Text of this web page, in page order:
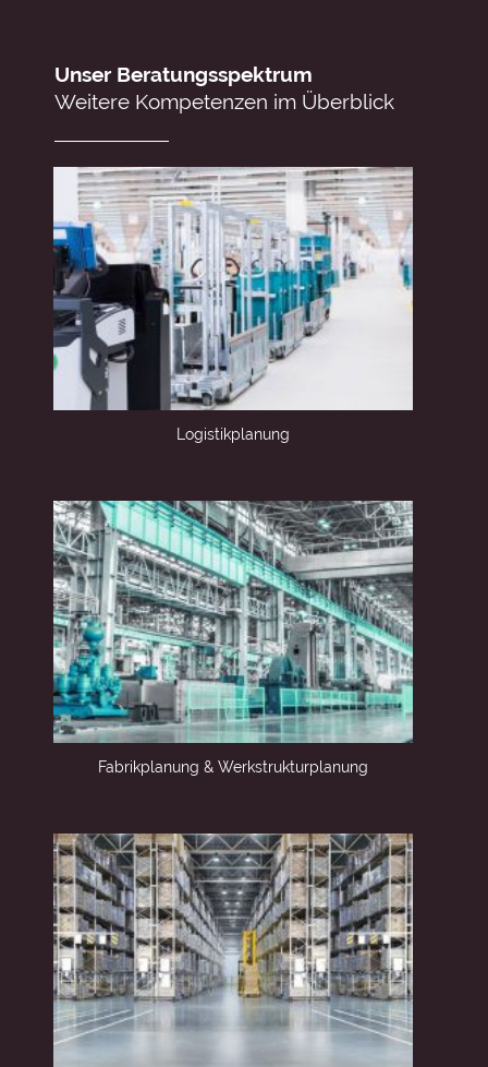
Unser Beratungsspektrum
Weitere Kompetenzen im Überblick
Logistikplanung
Fabrikplanung & Werkstrukturplanung